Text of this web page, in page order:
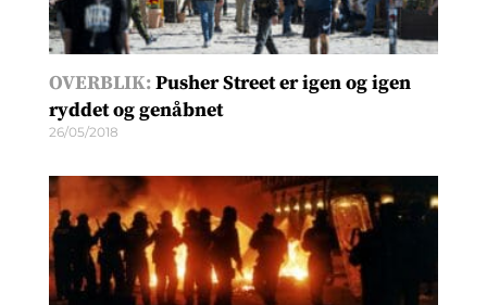
OVERBLIK:Pusher Street er igen og igen
ryddet og genåbnet
26/05/2018